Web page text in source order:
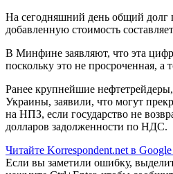
На сегодняшний день общий долг
добавленную стоимость
В Минфине заявляют, что эта
поскольку это не просроченная, а
Ранее крупнейшие
Украины, заявили, что могут
на НПЗ, если государство не
долларов задолженности по НДС.
Читайте Korrespondent.net в
Если вы заметили ошибку,